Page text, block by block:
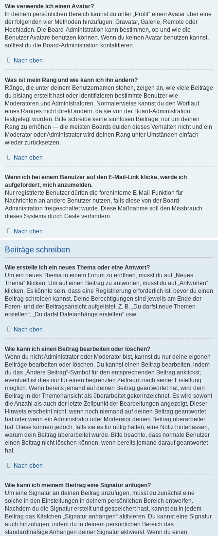
Wie verwende ich einen Avatar?
In deinem persönlichen Bereich kannst du unter „Profil“ einen Avatar über eine
der folgenden vier Methoden hinzufügen: Gravatar, Galerie, Remote oder
Hochladen. Die Board-Administration kann bestimmen, ob und wie die
Benutzer Avatare benutzen können. Wenn du keinen Avatar benutzen kannst,
solltest du die Board-Administration kontaktieren.
Nach oben
Was ist mein Rang und wie kann ich ihn ändern?
Ränge, die unter deinem Benutzernamen stehen, zeigen an, wie viele Beiträge
du bislang erstellt hast oder identifizieren bestimmte Benutzer wie
Moderatoren und Administratoren. Normalerweise kannst du den Wortlaut
eines Ranges nicht direkt ändern, da sie von der Board-Administration
festgelegt wurden. Bitte schreibe keine sinnlosen Beiträge, nur um deinen
Rang zu erhöhen — die meisten Boards dulden dieses Verhalten nicht und ein
Moderator oder Administrator wird deinen Rang unter Umständen einfach
wieder zurücksetzen.
Nach oben
Wenn ich bei einem Benutzer auf den E-Mail-Link klicke, werde ich
aufgefordert, mich anzumelden.
Nur registrierte Benutzer dürfen die foreninterne E-Mail-Funktion für
Nachrichten an andere Benutzer nutzen, falls diese von der Board-
Administration freigeschaltet wurde. Diese Maßnahme soll den Missbrauch
dieses Systems durch Gäste verhindern.
Nach oben
Beiträge schreiben
Wie erstelle ich ein neues Thema oder eine Antwort?
Um ein neues Thema in einem Forum zu eröffnen, musst du auf „Neues
Thema“ klicken. Um auf einen Beitrag zu antworten, musst du auf „Antworten“
klicken. Es könnte sein, dass eine Registrierung erforderlich ist, bevor du einen
Beitrag schreiben kannst. Deine Berechtigungen sind jeweils am Ende der
Foren- und der Beitragsansicht aufgelistet. Z. B. „Du darfst neue Themen
erstellen“, „Du darfst Dateianhänge erstellen“ usw.
Nach oben
Wie kann ich einen Beitrag bearbeiten oder löschen?
Wenn du nicht Administrator oder Moderator bist, kannst du nur deine eigenen
Beiträge bearbeiten oder löschen. Du kannst einen Beitrag bearbeiten, indem
du das „Ändere Beitrag“-Symbol für den entsprechenden Beitrag anklickst;
eventuell ist dies nur für einen begrenzten Zeitraum nach seiner Erstellung
möglich. Wenn bereits jemand auf deinen Beitrag geantwortet hat, wird dein
Beitrag in der Themenansicht als überarbeitet gekennzeichnet. Es wird sowohl
die Anzahl als auch der letzte Zeitpunkt der Bearbeitungen angezeigt. Dieser
Hinweis erscheint nicht, wenn noch niemand auf deinen Beitrag geantwortet
hat oder wenn ein Administrator oder Moderator deinen Beitrag überarbeitet
hat. Diese können jedoch, falls sie es für nötig halten, eine Notiz hinterlassen,
warum dein Beitrag überarbeitet wurde. Bitte beachte, dass normale Benutzer
einen Beitrag nicht löschen können, wenn bereits jemand darauf geantwortet
hat.
Nach oben
Wie kann ich meinem Beitrag eine Signatur anfügen?
Um eine Signatur an deinen Beitrag anzufügen, musst du zunächst eine
solche in den Einstellungen in deinem persönlichen Bereich entwerfen.
Nachdem du die Signatur erstellt und gespeichert hast, kannst du in jedem
Beitrag das Kästchen „Signatur anhängen“ aktivieren. Du kannst eine Signatur
auch hinzufügen, indem du in deinem persönlichen Bereich das
standardmäßige Anhängen deiner Signatur aktivierst. Wenn du einen